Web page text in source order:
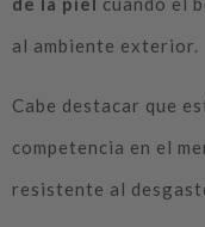
al ambiente exterior.
Cabe destacar que
competencia en el
resistente al